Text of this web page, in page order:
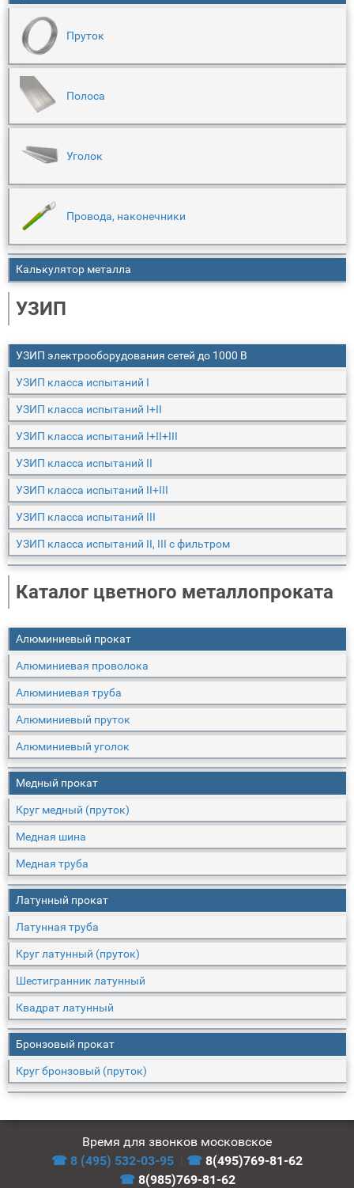
Пруток
Полоса
Уголок
Провода, наконечники
Калькулятор металла
УЗИП
УЗИП электрооборудования сетей до 1000 В
УЗИП класса испытаний I
УЗИП класса испытаний I+II
УЗИП класса испытаний I+II+III
УЗИП класса испытаний II
УЗИП класса испытаний II+III
УЗИП класса испытаний III
УЗИП класса испытаний II, III с фильтром
Каталог цветного металлопроката
Aлюминиевый прокат
Алюминиевая проволока
Алюминиевая труба
Алюминиевый пруток
Алюминиевый уголок
Медный прокат
Круг медный (пруток)
Медная шина
Медная труба
Латунный прокат
Латунная труба
Круг латунный (пруток)
Шестигранник латунный
Квадрат латунный
Бронзовый прокат
Круг бронзовый (пруток)
Время для звонков московское
☎ 8 (495) 532-03-95
☎ 8(495)769-81-62
☎ 8(985)769-81-62